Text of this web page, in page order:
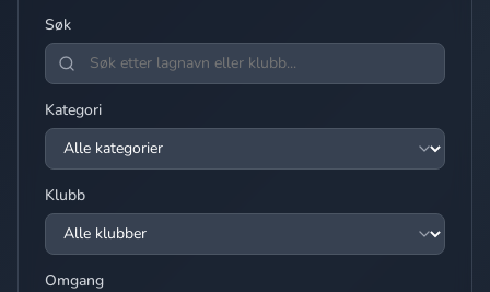
Søk
Kategori
Klubb
Omgang